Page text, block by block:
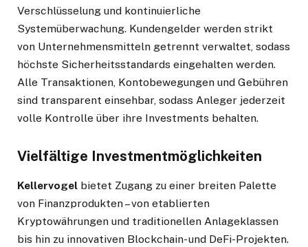
Verschlüsselung und kontinuierliche
Systemüberwachung. Kundengelder werden strikt
von Unternehmensmitteln getrennt verwaltet, sodass
höchste Sicherheitsstandards eingehalten werden.
Alle Transaktionen, Kontobewegungen und Gebühren
sind transparent einsehbar, sodass Anleger jederzeit
volle Kontrolle über ihre Investments behalten.
Vielfältige Investmentmöglichkeiten
Kellervogel bietet Zugang zu einer breiten Palette
von Finanzprodukten – von etablierten
Kryptowährungen und traditionellen Anlageklassen
bis hin zu innovativen Blockchain- und DeFi-Projekten.